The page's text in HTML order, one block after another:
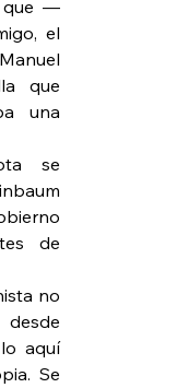
que —
el
que
una
se
de
no
aquí
Se